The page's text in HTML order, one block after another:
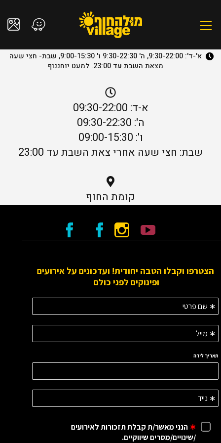
א'-ד': 9:30-22:00, ה' 9:30-22:30 ו' 9:00-15:30, שבת- חצי שעה
מצאת השבת עד 23:00. למעט יוחננוף
א-ד: 09:30-22:00
ה': 09:30-22:30
ו': 09:00-15:30
שבת: חצי שעה אחרי צאת השבת עד 23:00
קומת החוף